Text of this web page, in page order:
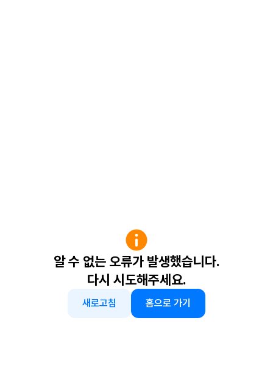
알 수 없는 오류가 발생했습니다.
다시 시도해주세요.
새로고침 홈으로 가기